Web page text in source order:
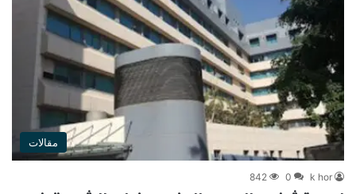
مقالات
k hor
0
842